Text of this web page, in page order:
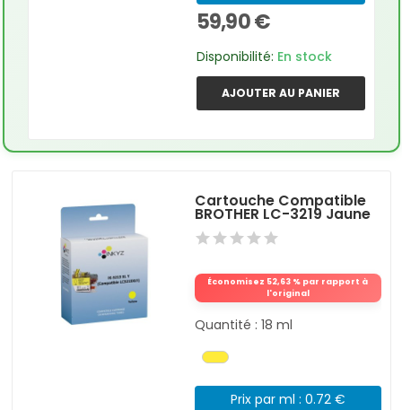
59,90 €
Disponibilité: En stock
AJOUTER AU PANIER
Cartouche Compatible
BROTHER LC-3219 Jaune
Économisez 52,63 % par rapport à
l'original
Quantité : 18 ml
Prix par ml : 0.72 €